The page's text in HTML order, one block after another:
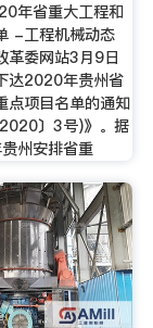
年省重大工程和
-工程机械动态
革委网站3月9日
达2020年贵州省
点项目名单的通知
〕3号)》。据
州安排省重